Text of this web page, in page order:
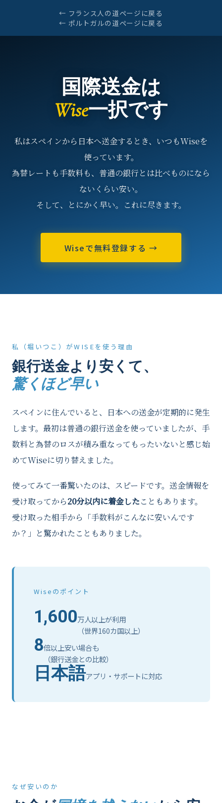
← フランス人の道ページに戻る
← ポルトガルの道ページに戻る
国際送金は
Wise一択です
私はスペインから日本へ送金するとき、いつもWiseを
使っています。
為替レートも手数料も、普通の銀行とは比べものになら
ないくらい安い。
そして、とにかく早い。これに尽きます。
Wiseで無料登録する →
私（堀いつこ）がWISEを使う理由
銀行送金より安くて、
驚くほど早い
スペインに住んでいると、日本への送金が定期的に発生
します。最初は普通の銀行送金を使っていましたが、手
数料と為替のロスが積み重なってもったいないと感じ始
めてWiseに切り替えました。
使ってみて一番驚いたのは、スピードです。送金情報を
受け取ってから20分以内に着金したこともあります。
受け取った相手から「手数料がこんなに安いんです
か？」と驚かれたこともありました。
Wiseのポイント
1,600万人以上が利用
（世界160カ国以上）
8倍以上安い場合も
（銀行送金との比較）
日本語アプリ・サポートに対応
なぜ安いのか